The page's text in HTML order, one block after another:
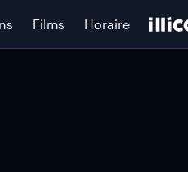
Films Horaire